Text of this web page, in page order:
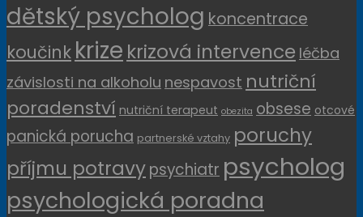
dětský psycholog koncentrace
koučink krize krizová intervence léčba
závislosti na alkoholu nespavost nutriční
poradenství nutriční terapeut obezita obsese otcové
panická porucha partnerské vztahy poruchy
příjmu potravypsychiatr psycholog
psychologická poradna